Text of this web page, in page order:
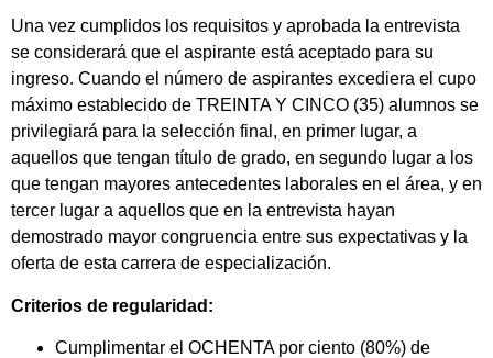
Una vez cumplidos los requisitos y aprobada la entrevista
se considerará que el aspirante está aceptado para su
ingreso. Cuando el número de aspirantes excediera el cupo
máximo establecido de TREINTA Y CINCO (35) alumnos se
privilegiará para la selección final, en primer lugar, a
aquellos que tengan título de grado, en segundo lugar a los
que tengan mayores antecedentes laborales en el área, y en
tercer lugar a aquellos que en la entrevista hayan
demostrado mayor congruencia entre sus expectativas y la
oferta de esta carrera de especialización.
Criterios de regularidad:
Cumplimentar el OCHENTA por ciento (80%) de